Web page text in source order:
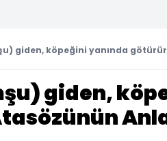
giden, köpeğini yanında
giden,